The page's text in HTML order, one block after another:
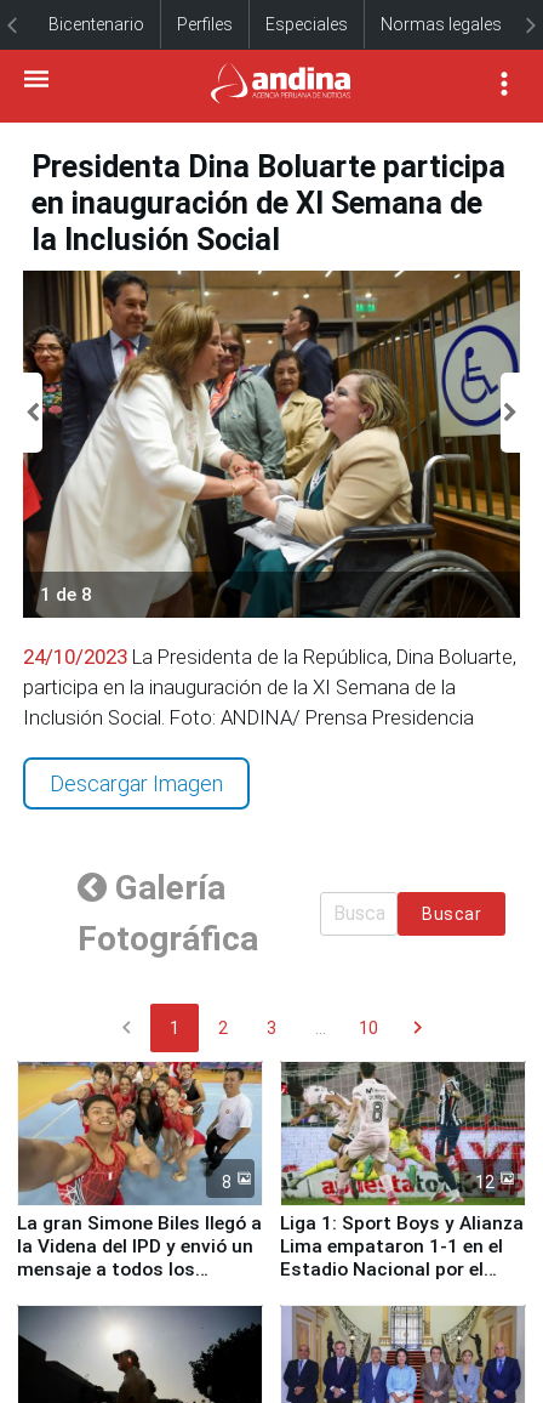
Bicentenario Perfiles Especiales Normas legales
Presidenta Dina Boluarte participa
en inauguración de XI Semana de
la Inclusión Social
1 de 8
24/10/2023 La Presidenta de la República, Dina Boluarte,
participa en la inauguración de la XI Semana de la
Inclusión Social. Foto: ANDINA/ Prensa Presidencia
Descargar Imagen
Galería
Fotográfica
Buscar
chevron_left 1 2 3 10 chevron_right
8
La gran Simone Biles llegó a
la Videna del IPD y envió un
mensaje a todos los
12
Liga 1: Sport Boys y Alianza
Lima empataron 1-1 en el
Estadio Nacional por el